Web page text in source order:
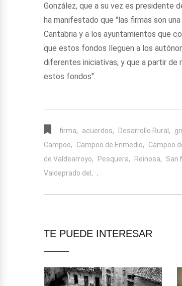
González, que a su vez es presidente
ha manifestado que "las firmas son
Cantabria y a los ayuntamientos que
que estos fondos lleguen a los
diferentes iniciativas, y que a partir de
estos fondos".
firma, acuerdos, Desarrollo Rural,
Campoo,
Campoo de Enmedio, Campoo
de Valdearroyo,
Pesquera, Reinosa, San
Valdeprado del,
,
TE PUEDE INTERESAR